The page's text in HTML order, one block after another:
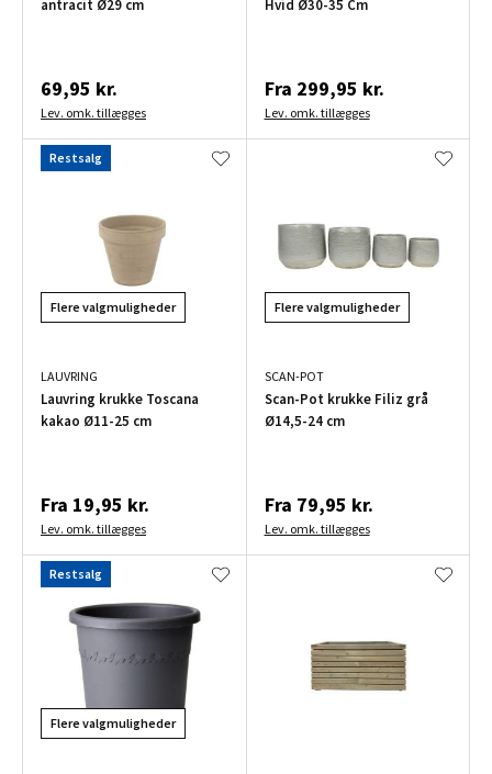
antracit Ø29 cm
69,95 kr.
Lev. omk. tillægges
Hvid Ø30-35 Cm
Fra 299,95 kr.
Lev. omk. tillægges
Restsalg
Flere valgmuligheder
LAUVRING
Lauvring krukke Toscana
kakao Ø11-25 cm
Fra 19,95 kr.
Lev. omk. tillægges
Flere valgmuligheder
SCAN-POT
Scan-Pot krukke Filiz grå
Ø14,5-24 cm
Fra 79,95 kr.
Lev. omk. tillægges
Restsalg
Flere valgmuligheder